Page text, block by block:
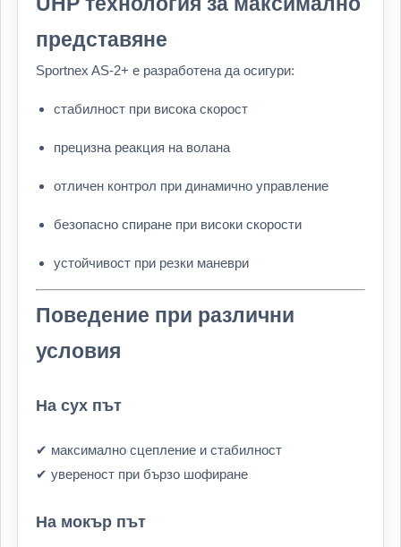
представяне
Sportnex AS-2+ е разработена да осигури:
стабилност при висока скорост
прецизна реакция на волана
отличен контрол при динамично управление
безопасно спиране при високи скорости
устойчивост при резки маневри
Поведение при различни
условия
На сух път
✔ максимално сцепление и стабилност
✔ увереност при бързо шофиране
На мокър път